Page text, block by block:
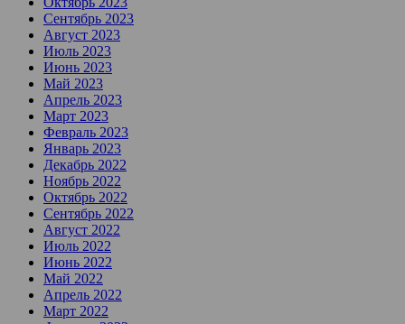
Сентябрь 2023
Август 2023
Июль 2023
Июнь 2023
Май 2023
Апрель 2023
Март 2023
Февраль 2023
Январь 2023
Декабрь 2022
Ноябрь 2022
Октябрь 2022
Сентябрь 2022
Август 2022
Июль 2022
Июнь 2022
Май 2022
Апрель 2022
Март 2022